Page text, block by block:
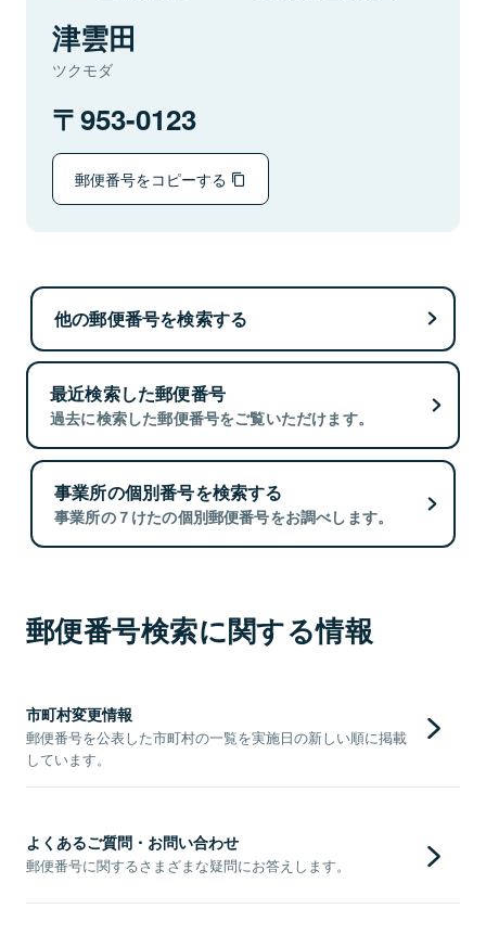
津雲田
ツクモダ
953-0123
郵便番号をコピーする
他の郵便番号を検索する
最近検索した郵便番号
過去に検索した郵便番号をご覧いただけます。
事業所の個別番号を検索する
事業所の７けたの個別郵便番号をお調べします。
郵便番号検索に関する情報
市町村変更情報
郵便番号を公表した市町村の一覧を実施日の新しい順に掲載
しています。
よくあるご質問・お問い合わせ
郵便番号に関するさまざまな疑問にお答えします。